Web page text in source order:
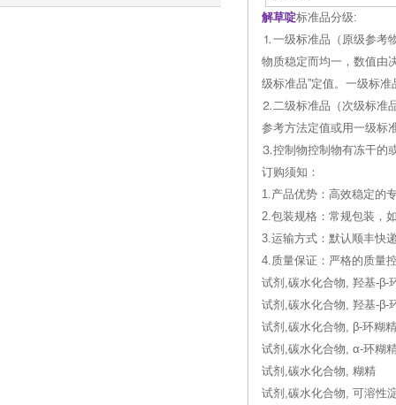
解草啶标准品分级:
⒈一级标准品（原级参考
物质稳定而均一，数值由
级标准品”定值。一级标
⒉二级标准品（次级标准
参考方法定值或用一级标
⒊控制物控制物有冻干的
订购须知：
1.产品优势：高效稳定的
2.包装规格：常规包装，
3.运输方式：默认顺丰快
4.质量保证：严格的质量
试剂,碳水化合物, 羟基-β-
试剂,碳水化合物, 羟基-β-
试剂,碳水化合物, β-环糊精
试剂,碳水化合物, α-环糊
试剂,碳水化合物, 糊精
试剂,碳水化合物, 可溶性